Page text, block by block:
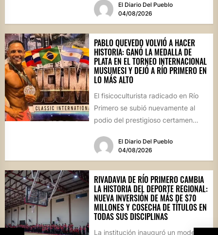
competencia...El Diario Del Pueblo
04/08/2026
PABLO QUEVEDO VOLVIÓ A HACER
HISTORIA: GANÓ LA MEDALLA DE
PLATA EN EL TORNEO INTERNACIONAL
MUSUMESI Y DEJÓ A RÍO PRIMERO EN
LO MÁS ALTO
El fisicoculturista radicado en Río
Primero se subió nuevamente al
podio del prestigioso certamen
este fin de...El Diario Del Pueblo
04/08/2026
RIVADAVIA DE RÍO PRIMERO CAMBIA
LA HISTORIA DEL DEPORTE REGIONAL:
NUEVA INVERSIÓN DE MÁS DE $70
MILLONES Y COSECHA DE TÍTULOS EN
TODAS SUS DISCIPLINAS
La institución inauguró un moderno